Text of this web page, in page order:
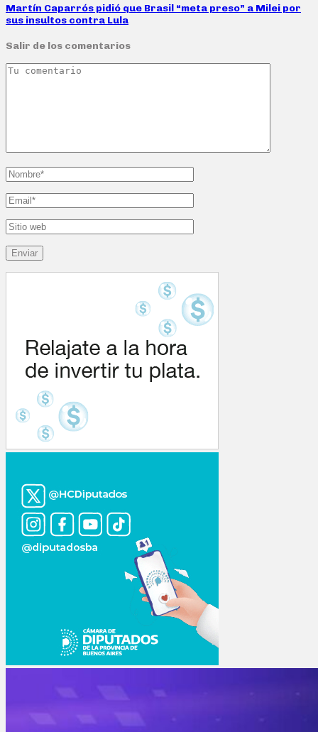
Martín Caparrós pidió que Brasil “meta preso” a Milei por
sus insultos contra Lula
Salir de los comentarios